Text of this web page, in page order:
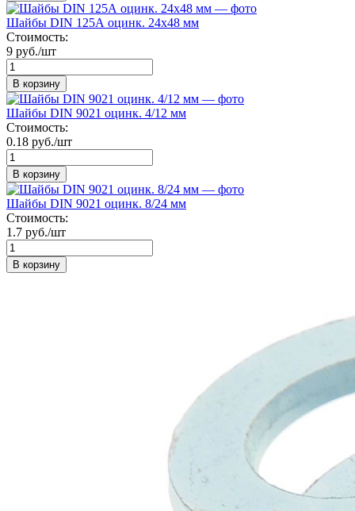
Шайбы DIN 125А оцинк. 24х48 мм
Стоимость:
9 руб./шт
В корзину
Шайбы DIN 9021 оцинк. 4/12 мм
Стоимость:
0.18 руб./шт
В корзину
Шайбы DIN 9021 оцинк. 8/24 мм
Стоимость:
1.7 руб./шт
В корзину